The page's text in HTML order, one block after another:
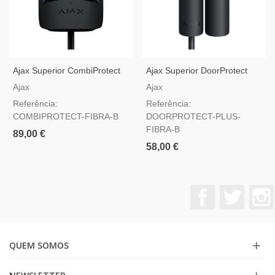
Ajax Superior CombiProtect
Fibra Preto — Detetor De
Vidro
Ajax
Referência:
COMBIPROTECT-FIBRA-B
89,00 €
Ajax Superior DoorProtect
Plus Fibra Preto — Detetor
Inclinação
Ajax
Referência:
DOORPROTECT-PLUS-
FIBRA-B
58,00 €
QUEM SOMOS